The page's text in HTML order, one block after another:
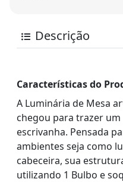
Descrição
Características do
A Luminária de Mesa
chegou para trazer
escrivanha. Pensada
ambientes seja como
cabeceira, sua
utilizando 1 Bulbo e